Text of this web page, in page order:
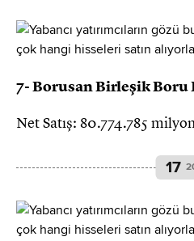
7- Borusan Birleşik Boru
Net Satış: 80.774.785
17